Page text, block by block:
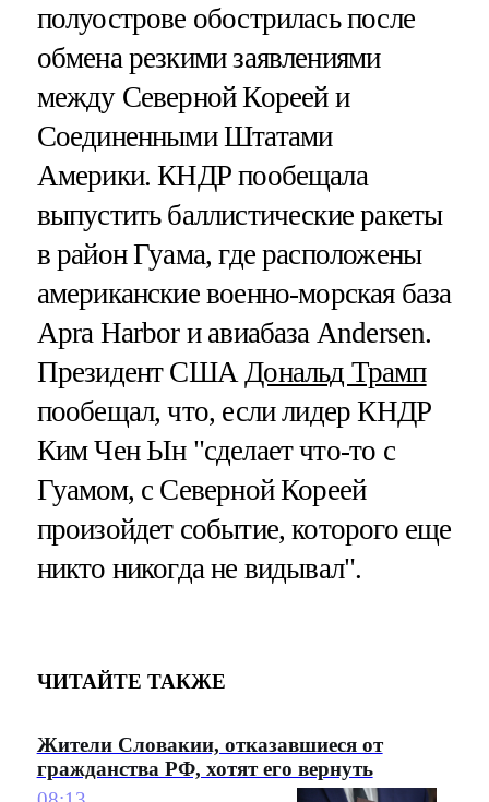
полуострове обострилась после
обмена резкими заявлениями
между Северной Кореей и
Соединенными Штатами
Америки. КНДР пообещала
выпустить баллистические ракеты
в район Гуама, где расположены
американские военно-морская база
Apra Harbor и авиабаза Andersen.
Президент США Дональд Трамп
пообещал, что, если лидер КНДР
Ким Чен Ын "сделает что-то с
Гуамом, с Северной Кореей
произойдет событие, которого еще
никто никогда не видывал".
ЧИТАЙТЕ ТАКЖЕ
Жители Словакии, отказавшиеся от
гражданства РФ, хотят его вернуть